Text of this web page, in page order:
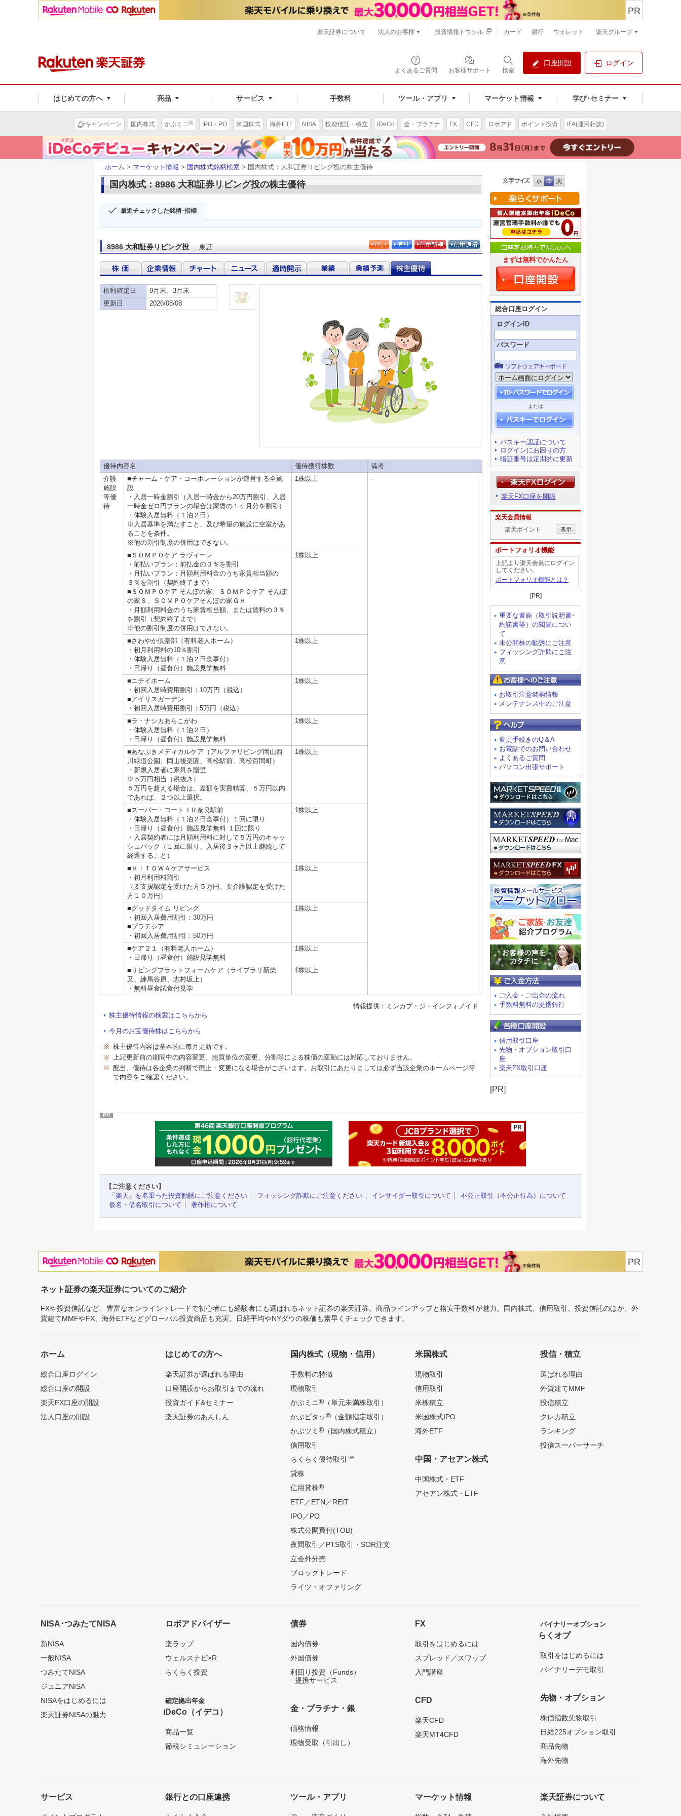
よくあるご質問 お客様サポート 検索
口座開設 ログイン
はじめての方へ 商品 サービス 手数料 ツール・アプリ マーケット情報 学び･セミナー
PR
楽天証券について 法人のお客様 投資情報トウシル カード 銀行 ウォレット 楽天グループ
キャンペーン 国内株式 かぶミニ® IPO・PO 米国株式 海外ETF NISA 投資信託・積立 iDeCo 金・プラチナ FX CFD ロボアド ポイント投資 IFA(運用相談)
ホーム > マーケット情報 > 国内株式銘柄検索 > 国内株式：大和証券リビング投の株主優待
国内株式：8986 大和証券リビング投の株主優待
最近チェックした銘柄･指標
8986 大和証券リビング投 東証
権利確定日
9月末、3月末
更新日
2026/08/08
優待内容名 優待獲得株数
備考
介護
施設
等優
待
■チャーム・ケア・コーポレーションが運営する全施
設
・入居一時金割引（入居一時金から20万円割引、入居
一時金ゼロ円プランの場合は家賃の１ヶ月分を割引）
・体験入居無料（１泊２日）
※入居基準を満たすこと、及び希望の施設に空室があ
ることを条件。
※他の割引制度の併用はできない。
1株以上 -
■ＳＯＭＰＯケア ラヴィーレ
・前払いプラン：前払金の３％を割引
・月払いプラン：月額利用料金のうち家賃相当額の
３％を割引（契約終了まで）
■ＳＯＭＰＯケア そんぽの家、ＳＯＭＰＯケア そんぽ
の家Ｓ、ＳＯＭＰＯケアそんぽの家ＧＨ
・月額利用料金のうち家賃相当額、または賃料の３％
を割引（契約終了まで）
※他の割引制度の併用はできない。
1株以上
■さわやか倶楽部（有料老人ホーム）
・初月利用料の10％割引
・体験入居無料（１泊２日食事付）
・日帰り（昼食付）施設見学無料
1株以上
■ニチイホーム
・初回入居時費用割引：10万円（税込）
■アイリスガーデン
・初回入居時費用割引：5万円（税込）
1株以上
■ラ・ナシカあらこがわ
・体験入居無料（１泊２日）
・日帰り（昼食付）施設見学無料
1株以上
■あなぶきメディカルケア（アルファリビング岡山西
川緑道公園、岡山後楽園、高松駅前、高松百間町）
・新規入居者に家具を贈呈
※５万円相当（税抜き）
５万円を超える場合は、差額を実費精算、５万円以内
であれば、２つ以上選択。
1株以上
■スーパー・コートＪＲ奈良駅前
・体験入居無料（１泊２日食事付）１回に限り
・日帰り（昼食付）施設見学無料 １回に限り
・入居契約者には月額利用料に対して５万円のキャッ
シュバック（１回に限り、入居後３ヶ月以上継続して
経過すること）
1株以上
■ＨＩＴＯＷＡケアサービス
・初月利用料割引
（要支援認定を受けた方５万円、要介護認定を受けた
方１０万円）
1株以上
■グッドタイム リビング
・初回入居費用割引：30万円
■プラテシア
・初回入居費用割引：50万円
1株以上
■ケア２１（有料老人ホーム）
・日帰り（昼食付）施設見学無料
1株以上
■リビングプラットフォームケア（ライブラリ新柴
又、練馬谷原、志村坂上）
・無料昼食試食付見学
1株以上
情報提供：ミンカブ・ジ・インフォノイド
株主優待情報の検索はこちらから
今月のお宝優待株はこちらから
※ 株主優待内容は基本的に毎月更新です。
※ 上記更新前の期間中の内容変更、売買単位の変更、分割等による株価の変動には対応しておりません。
※ 配当、優待は各企業の判断で廃止・変更になる場合がございます。お取引にあたりましては必ず当該企業のホームページ等
で内容をご確認ください。
まずは無料でかんたん
総合口座ログイン
ログインID
パスワード
ソフトウェアキーボード
または
パスキー認証について
ログインにお困りの方
暗証番号は定期的に更新
楽天FX口座を開設
楽天会員情報
楽天ポイント
ポートフォリオ機能
上記より楽天会員にログイン
してください。
ポートフォリオ機能とは？
[PR]
重要な書面（取引説明書･
約諾書等）の閲覧につい
て
未公開株の勧誘にご注意
フィッシング詐欺にご注
意
お取引注意銘柄情報
メンテナンス中のご注意
変更手続きのQ＆A
お電話でのお問い合わせ
よくあるご質問
パソコン出張サポート
ご入金・ご出金の流れ
手数料無料の提携銀行
信用取引口座
先物・オプション取引口
座
楽天FX取引口座
[PR]
PR
【ご注意ください】
「楽天」を名乗った投資勧誘にご注意ください
フィッシング詐欺にご注意ください インサイダー取引について
不公正取引（不公正行為）について
仮名・借名取引について
著作権について
PR
ネット証券の楽天証券についてのご紹介
FXや投資信託など、豊富なオンライントレードで初心者にも経験者にも選ばれるネット証券の楽天証券。商品ラインアップと格安手数料が魅力。国内株式、信用取引、投資信託のほか、外
貨建てMMFやFX、海外ETFなどグローバル投資商品も充実。日経平均やNYダウの株価も素早くチェックできます。
ホーム
総合口座ログイン
総合口座の開設
楽天FX口座の開設
法人口座の開設
はじめての方へ
楽天証券が選ばれる理由
口座開設からお取引までの流れ
投資ガイド&セミナー
楽天証券のあんしん
国内株式（現物・信用）
手数料の特徴
現物取引
かぶミニ®（単元未満株取引）
かぶピタッ®（金額指定取引）
かぶツミ ®（国内株式積立）
信用取引
らくらく優待取引 ™
貸株
信用貸株®
ETF／ETN／REIT
IPO／PO
株式公開買付(TOB)
夜間取引／PTS取引・SOR注文
立会外分売
ブロックトレード
ライツ・オファリング
米国株式
現物取引
信用取引
米株積立
米国株式IPO
海外ETF
中国・アセアン株式
中国株式・ETF
アセアン株式・ETF
投信・積立
選ばれる理由
外貨建てMMF
投信積立
クレカ積立
ランキング
投信スーパーサーチ
NISA･つみたてNISA
新NISA
一般NISA
つみたてNISA
ジュニアNISA
NISAをはじめるには
楽天証券NISAの魅力
ロボアドバイザー
楽ラップ
ウェルスナビ×R
らくらく投資
確定拠出年金
iDeCo（イデコ）
商品一覧
節税シミュレーション
債券
国内債券
外国債券
利回り投資（Funds）
- 提携サービス
金・プラチナ・銀
価格情報
現物受取（引出し）
FX
取引をはじめるには
スプレッド／スワップ
入門講座
CFD
楽天CFD
楽天MT4CFD
バイナリーオプション
らくオプ
取引をはじめるには
バイナリーデモ取引
先物・オプション
株価指数先物取引
日経225オプション取引
商品先物
海外先物
サービス 銀行との口座連携 ツール・アプリ マーケット情報 楽天証券について